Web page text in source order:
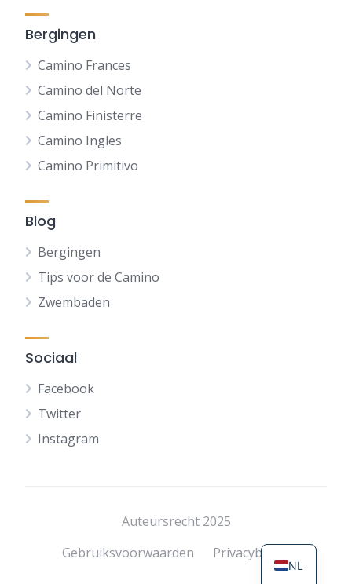
Bergingen
Camino Frances
Camino del Norte
Camino Finisterre
Camino Ingles
Camino Primitivo
Blog
Bergingen
Tips voor de Camino
Zwembaden
Sociaal
Facebook
Twitter
Instagram
Auteursrecht 2025
Gebruiksvoorwaarden
Privacybeleid
NL